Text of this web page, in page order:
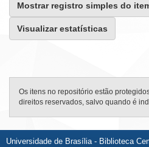
Mostrar registro simples do
Visualizar estatísticas
Os itens no repositório estão
direitos reservados, salvo quando é
Universidade de Brasília - Biblioteca